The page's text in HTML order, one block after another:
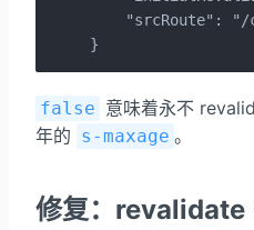
"srcRoute": "/
}
false 意味着永不
年的 s-maxage 。
修复：revalidate